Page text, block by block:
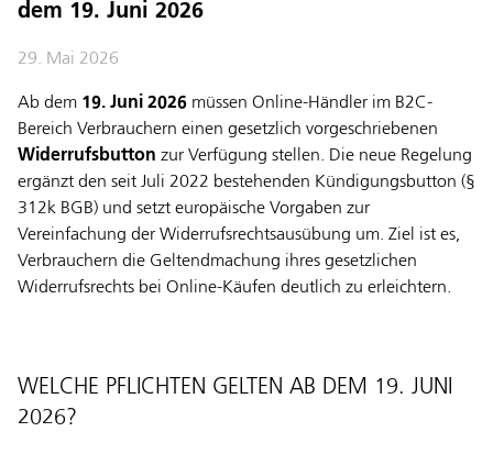
dem 19. Juni 2026
29. Mai 2026
Ab dem 19. Juni 2026 müssen Online-Händler im B2C-
Bereich Verbrauchern einen gesetzlich vorgeschriebenen
Widerrufsbutton zur Verfügung stellen. Die neue Regelung
ergänzt den seit Juli 2022 bestehenden Kündigungsbutton (§
312k BGB) und setzt europäische Vorgaben zur
Vereinfachung der Widerrufsrechtsausübung um. Ziel ist es,
Verbrauchern die Geltendmachung ihres gesetzlichen
Widerrufsrechts bei Online-Käufen deutlich zu erleichtern.
WELCHE PFLICHTEN GELTEN AB DEM 19. JUNI
2026?